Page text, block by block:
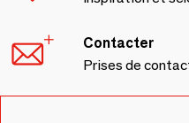
Contacter
Prises de